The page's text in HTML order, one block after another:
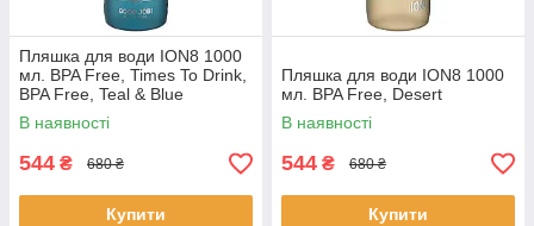
Пляшка для води ION8 1000
мл. BPA Free, Times To Drink,
BPA Free, Teal & Blue
В наявності
544 ₴ 680 ₴
Купити
Пляшка для води ION8 1000
мл. BPA Free, Desert
В наявності
544 ₴ 680 ₴
Купити